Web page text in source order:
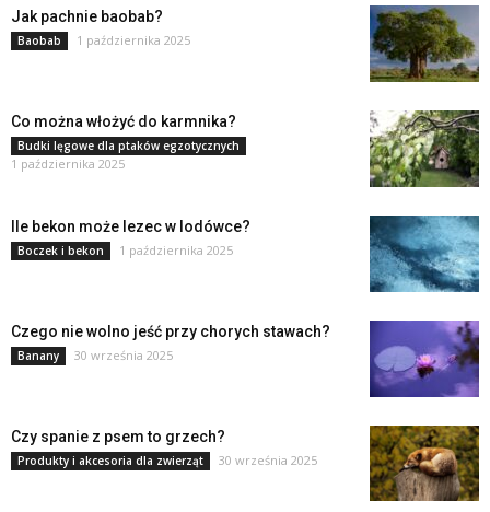
Jak pachnie baobab?
Baobab 1 października 2025
Co można włożyć do karmnika?
Budki lęgowe dla ptaków egzotycznych
1 października 2025
Ile bekon może lezec w lodówce?
Boczek i bekon 1 października 2025
Czego nie wolno jeść przy chorych stawach?
Banany 30 września 2025
Czy spanie z psem to grzech?
Produkty i akcesoria dla zwierząt 30 września 2025